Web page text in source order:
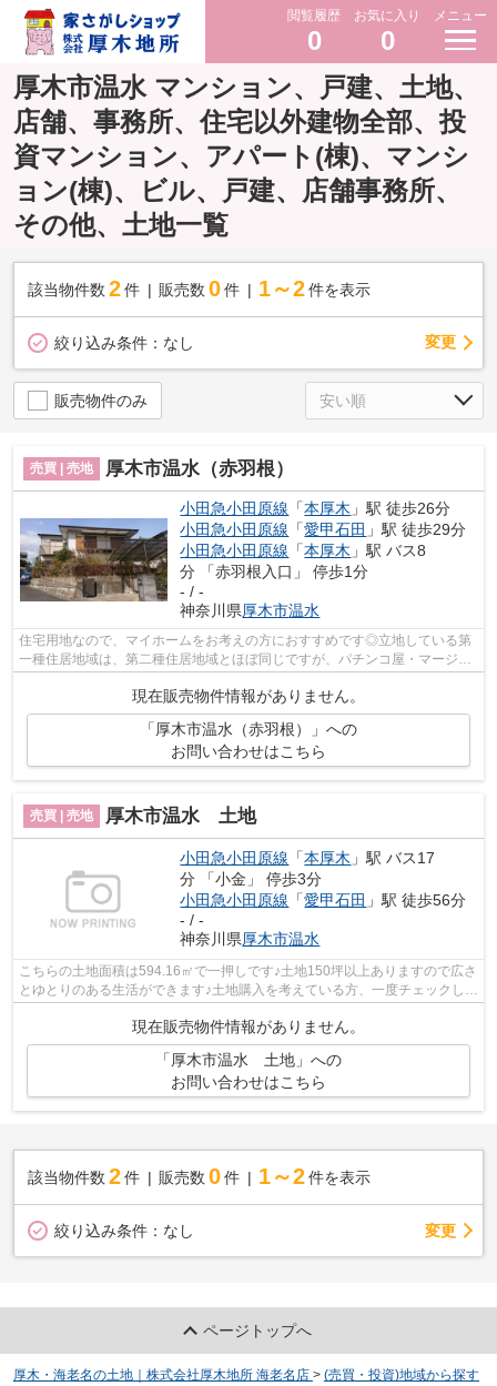
閲覧履歴
0
お気に入り
0
メニュー
厚木市温水 マンション、戸建、土地、
店舗、事務所、住宅以外建物全部、投
資マンション、アパート(棟)、マンシ
ョン(棟)、ビル、戸建、店舗事務所、
その他、土地一覧
該当物件数 2件 販売数 0 件 1～2 件を表示
絞り込み条件： なし 変更
販売物件のみ
売買 | 売地 厚木市温水（赤羽根）
小田急小田原線 「本厚木 」駅 徒歩26分
小田急小田原線 「愛甲石田 」駅 徒歩29分
小田急小田原線 「本厚木 」駅 バス8
分 「赤羽根入口」 停歩1分
- / -
神奈川県厚木市温水
住宅用地なので、マイホームをお考えの方におすすめです◎立地している第
一種住居地域は、第二種住居地域とほぼ同じですが、パチンコ屋・マージャ
現在販売物件情報がありません。
「厚木市温水（赤羽根）」への
お問い合わせはこちら
売買 | 売地 厚木市温水 土地
小田急小田原線 「本厚木 」駅 バス17
分 「小金」 停歩3分
小田急小田原線 「愛甲石田 」駅 徒歩56分
- / -
神奈川県厚木市温水
こちらの土地面積は594.16㎡で一押しです♪土地150坪以上ありますので広さ
とゆとりのある生活ができます♪土地購入を考えている方、一度チェックして
頂きたいのがこちらの売地です♪当社...
現在販売物件情報がありません。
「厚木市温水 土地」への
お問い合わせはこちら
該当物件数 2件 販売数 0 件 1～2 件を表示
絞り込み条件： なし 変更
ページトップへ
厚木・海老名の土地｜株式会社厚木地所 海老名店 > (売買・投資)地域から探す